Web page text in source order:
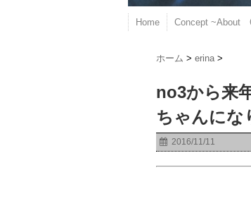
Home Concept ~About
ホーム > erina >
no3から来
ちゃんにな
2016/11/11